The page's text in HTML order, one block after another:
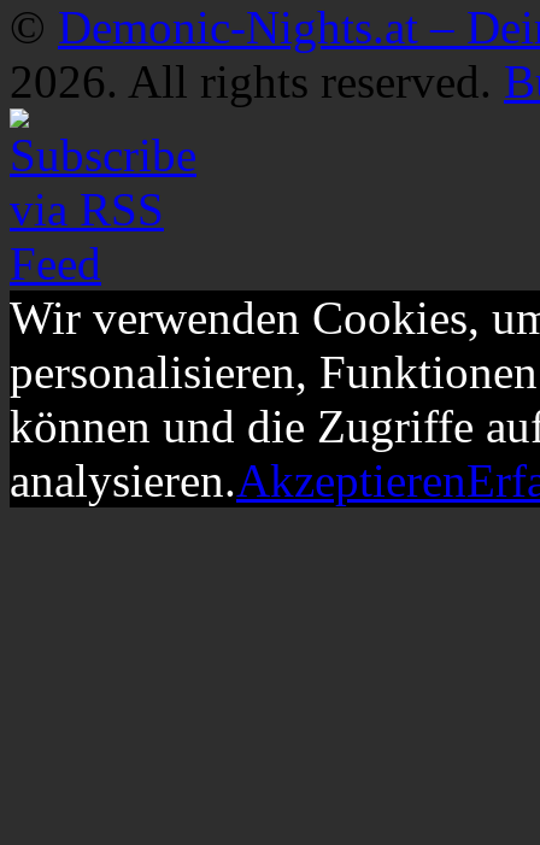
© Demonic-Nights.at –
2026. All rights reserved.
Wir verwenden Cookies,
personalisieren,
können und die Zugriffe
analysieren.Akzeptieren